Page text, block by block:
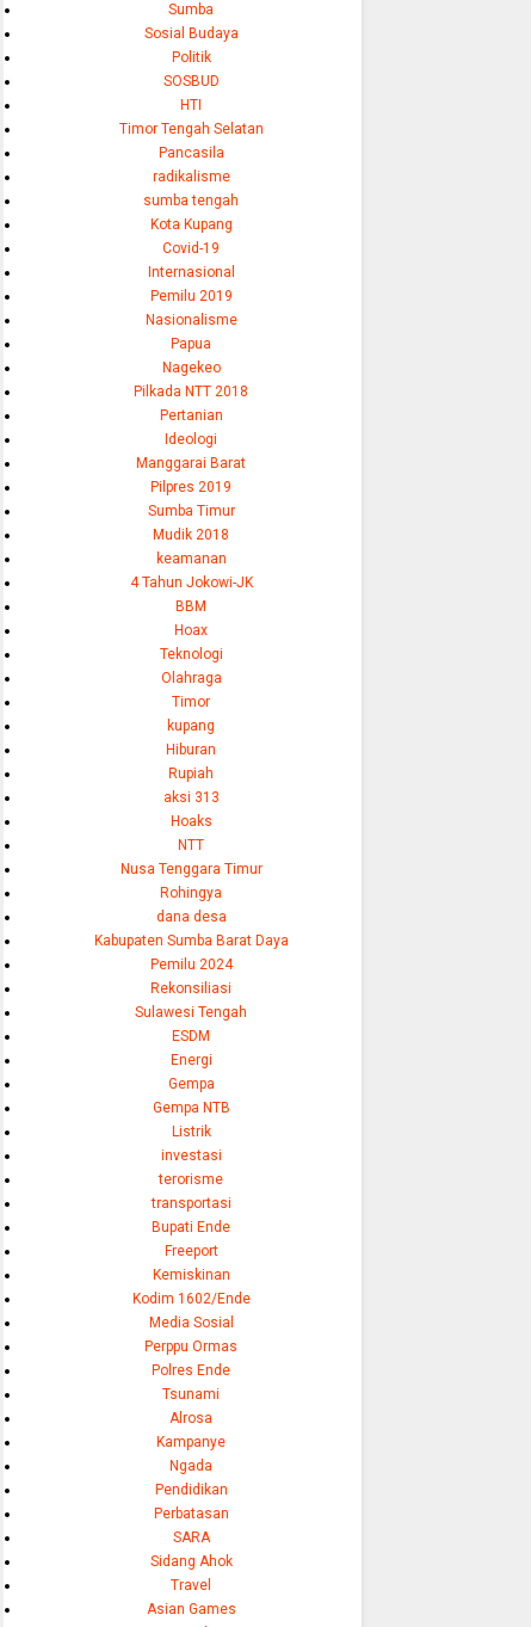
Sumba
Sosial Budaya
Politik
SOSBUD
HTI
Timor Tengah Selatan
Pancasila
radikalisme
sumba tengah
Kota Kupang
Covid-19
Internasional
Pemilu 2019
Nasionalisme
Papua
Nagekeo
Pilkada NTT 2018
Pertanian
Ideologi
Manggarai Barat
Pilpres 2019
Sumba Timur
Mudik 2018
keamanan
4 Tahun Jokowi-JK
BBM
Hoax
Teknologi
Olahraga
Timor
kupang
Hiburan
Rupiah
aksi 313
Hoaks
NTT
Nusa Tenggara Timur
Rohingya
dana desa
Kabupaten Sumba Barat Daya
Pemilu 2024
Rekonsiliasi
Sulawesi Tengah
ESDM
Energi
Gempa
Gempa NTB
Listrik
investasi
terorisme
transportasi
Bupati Ende
Freeport
Kemiskinan
Kodim 1602/Ende
Media Sosial
Perppu Ormas
Polres Ende
Tsunami
Alrosa
Kampanye
Ngada
Pendidikan
Perbatasan
SARA
Sidang Ahok
Travel
Asian Games